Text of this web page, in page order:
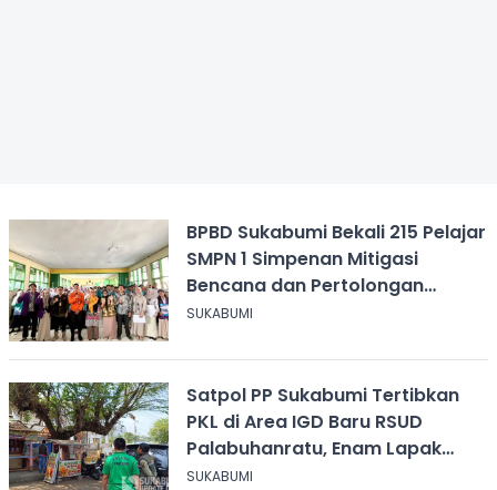
BPBD Sukabumi Bekali 215 Pelajar
SMPN 1 Simpenan Mitigasi
Bencana dan Pertolongan
Psikologis
SUKABUMI
Satpol PP Sukabumi Tertibkan
PKL di Area IGD Baru RSUD
Palabuhanratu, Enam Lapak
Dibongkar Mandiri
SUKABUMI